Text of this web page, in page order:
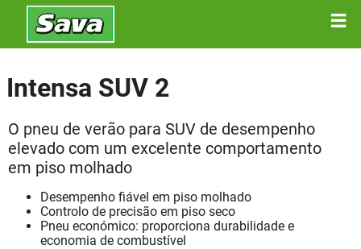
Intensa SUV 2
O pneu de verão para SUV de desempenho
elevado com um excelente comportamento
em piso molhado
Desempenho fiável em piso molhado
Controlo de precisão em piso seco
Pneu económico: proporciona durabilidade e
economia de combustível